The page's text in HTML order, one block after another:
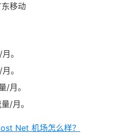
移动
。
。
/月。
/月。
Net 机场怎么样？